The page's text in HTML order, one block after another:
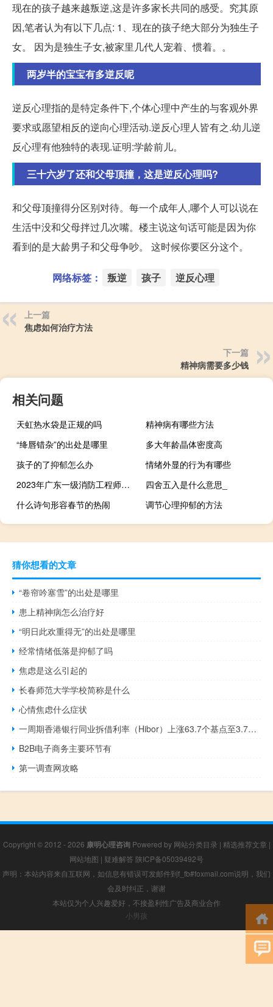
现在的孩子越来越叛逆,这是许多家长共同的感受。究其原
因,笔者认为有以下几点: 1、现在的孩子绝大部分为独生子
女。 因为是独生子女,被家里几代人宠着、惯着。。
两岁半的宝宝有多逆反呢
逆反心理指的是特定条件下,个体心理中产生的与客观外界
要求或愿望相反的逆向心理活动.逆反心理人皆有之.幼儿逆
反心理有他独特的表现.证明:学龄前儿。
三十六岁了还和父母顶撞，这是逆反心理吗?
和父母顶撞得分区别对待。每一个成年人,哪个人可以说在
生活中没和父母拌过几次嘴。楼主说这句话可能是因为你
看到的是大龄男子和父母争吵。 这时候你要区分这个。
网络标签： 叛逆 孩子 逆反心理
上一篇
焦虑如何治疗方法
下一篇
精神病需要多少钱
相关问题
天虹热水袋是正规的吗
精神病有哪些方法
“绛唇错杂”的出处是哪里
多大年龄晶体密度高
孩子的了抑郁怎么办
情绪外显的行为有哪些
2023年广东一级消防工程师报名时间是什么时候
四舍五入是什么意思_
什么诗句形容春节的热闹
调节心理抑郁的方法
猜你想看的文章
“卷帘吟塞雪”的出处是哪里
患上精神病怎么治疗好
“明日此欢重得无”的出处是哪里
经常情绪低落是抑郁了吗
焦虑是这么引起的
长春师范大学学校简称是什么
心情焦虑什么症状
一周期香港银行同业拆借利率（Hibor）上涨63.7个基点至3.72%一个月期香港银行同业拆借利率（Hibor）上涨34.5个基点至4.03%均为8月24日以来最高水平
B2B电子商务主要环节有
第一调查网攻略
Copyright © 2012 - 2026 康明心理咨询Powered by 网站分类目录 | 精选推荐文章 |
网站地图 | 疑难解答 陕ICP备05039492号
声明：本站内容来自互联网，如信息有错误可发邮件到f_fb#foxmail.com说明，我们
会及时纠正，谢谢
本站仅为个人兴趣爱好，不接盈利性广告及商业合作
小男孩